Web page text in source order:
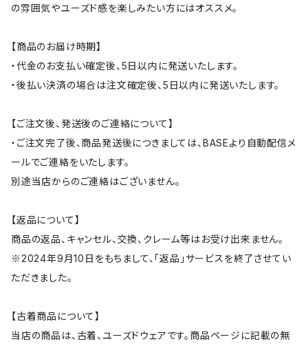
の雰囲気やユーズド感を楽しみたい方にはオススメ。
【商品のお届け時期】
・代金のお支払い確定後、5日以内に発送いたします。
・後払い決済の場合は注文確定後、5日以内に発送いたします。
【ご注文後、発送後のご連絡について】
・ご注文完了後、商品発送後につきましては、BASEより自動配信メ
ールでご連絡をいたします。
別途当店からのご連絡はございません。
【返品について】
商品の返品、キャンセル、交換、クレーム等はお受け出来ません。
※2024年9月10日をもちまして、「返品」サービスを終了させてい
ただきました。
【古着商品について】
当店の商品は、古着、ユーズドウェアです。商品ページに記載の無